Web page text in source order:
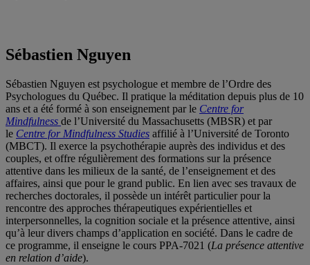
Sébastien Nguyen
Sébastien Nguyen est psychologue et membre de l’Ordre des
Psychologues du Québec. Il pratique la méditation depuis plus de 10
ans et a été formé à son enseignement par le Centre for
Mindfulness de l’Université du Massachusetts (MBSR) et par
le Centre for Mindfulness Studies affilié à l’Université de Toronto
(MBCT). Il exerce la psychothérapie auprès des individus et des
couples, et offre régulièrement des formations sur la présence
attentive dans les milieux de la santé, de l’enseignement et des
affaires, ainsi que pour le grand public. En lien avec ses travaux de
recherches doctorales, il possède un intérêt particulier pour la
rencontre des approches thérapeutiques expérientielles et
interpersonnelles, la cognition sociale et la présence attentive, ainsi
qu’à leur divers champs d’application en société. Dans le cadre de
ce programme, il enseigne le cours PPA-7021 (La présence attentive
en relation d’aide).